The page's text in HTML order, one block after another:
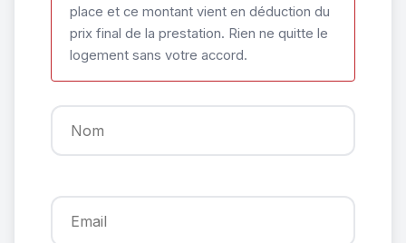
place et ce montant vient en déduction du
prix final de la prestation. Rien ne quitte le
logement sans votre accord.